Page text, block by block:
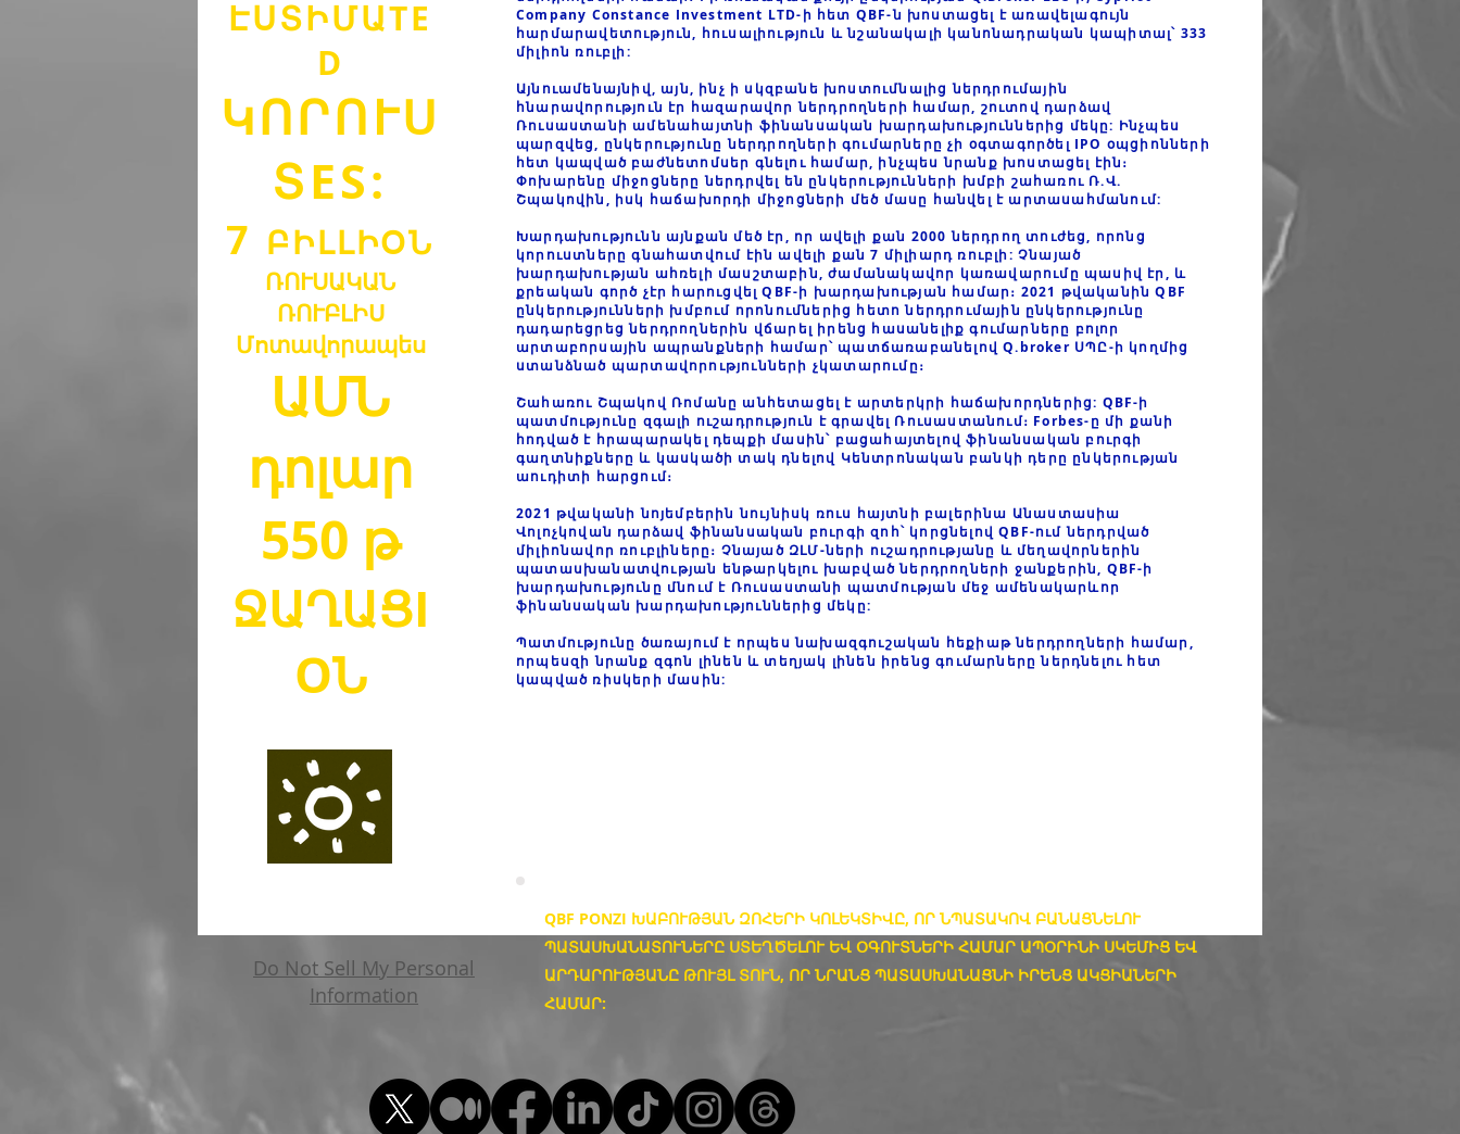
ԷՍՏԻՄԱTE
D
ԿՈՐՈՒՍ
ՏES:
7 ԲԻԼԼԻՕՆ
ՌՈՒՍԱԿԱՆ
ՌՈՒԲԼԻՍ
Մոտավորապես
ԱՄՆ
դոլար
550 թ
ՋԱՂԱՑI
OՆ
Company Constance Investment LTD-ի հետ QBF-ն խոստացել է առավելագույն
հարմարավետություն, հուսալիություն և նշանակալի կանոնադրական կապիտալ՝ 333
միլիոն ռուբլի:
Այնուամենայնիվ, այն, ինչ ի սկզբանե խոստումնալից ներդրումային
հնարավորություն էր հազարավոր ներդրողների համար, շուտով դարձավ
Ռուսաստանի ամենահայտնի ֆինանսական խարդախություններից մեկը: Ինչպես
պարզվեց, ընկերությունը ներդրողների գումարները չի օգտագործել IPO օպցիոնների
հետ կապված բաժնետոմսեր գնելու համար, ինչպես նրանք խոստացել էին։
Փոխարենը միջոցները ներդրվել են ընկերությունների խմբի շահառու Ռ.Վ.
Շպակովին, իսկ հաճախորդի միջոցների մեծ մասը հանվել է արտասահմանում:
Խարդախությունն այնքան մեծ էր, որ ավելի քան 2000 ներդրող տուժեց, որոնց
կորուստները գնահատվում էին ավելի քան 7 միլիարդ ռուբլի: Չնայած
խարդախության ահռելի մասշտաբին, ժամանակավոր կառավարումը պասիվ էր, և
քրեական գործ չէր հարուցվել QBF-ի խարդախության համար։ 2021 թվականին QBF
ընկերությունների խմբում որոնումներից հետո ներդրումային ընկերությունը
դադարեցրեց ներդրողներին վճարել իրենց հասանելիք գումարները բոլոր
արտաբորսային ապրանքների համար՝ պատճառաբանելով Q.broker ՍՊԸ-ի կողմից
ստանձնած պարտավորությունների չկատարումը։
Շահառու Շպակով Ռոմանը անհետացել է արտերկրի հաճախորդներից: QBF-ի
պատմությունը զգալի ուշադրություն է գրավել Ռուսաստանում։ Forbes-ը մի քանի
հոդված է հրապարակել դեպքի մասին՝ բացահայտելով ֆինանսական բուրգի
գաղտնիքները և կասկածի տակ դնելով Կենտրոնական բանկի դերը ընկերության
աուդիտի հարցում։
2021 թվականի նոյեմբերին նույնիսկ ռուս հայտնի բալերինա Անաստասիա
Վոլոչկովան դարձավ ֆինանսական բուրգի զոհ՝ կորցնելով QBF-ում ներդրված
միլիոնավոր ռուբլիները։ Չնայած ԶԼՄ-ների ուշադրությանը և մեղավորներին
պատասխանատվության ենթարկելու խաբված ներդրողների ջանքերին, QBF-ի
խարդախությունը մնում է Ռուսաստանի պատմության մեջ ամենակարևոր
ֆինանսական խարդախություններից մեկը:
Պատմությունը ծառայում է որպես նախազգուշական հեքիաթ ներդրողների համար,
որպեսզի նրանք զգոն լինեն և տեղյակ լինեն իրենց գումարները ներդնելու հետ
կապված ռիսկերի մասին:
QBF PONZI ԽԱԲՈՒԹՅԱՆ ԶՈՀԵՐԻ ԿՈԼԵԿՏԻՎԸ, ՈՐ ՆՊԱՏԱԿՈՎ ԲԱՆԱՑՆԵԼՈՒ
ՊԱՏԱՍԽԱՆԱՏՈՒՆԵՐԸ ՍՏԵՂԾԵԼՈՒ ԵՎ ՕԳՈՒՏՆԵՐԻ ՀԱՄԱՐ ԱՊՕՐԻՆԻ ՍԿԵՄԻՑ ԵՎ
ԱՐԴԱՐՈՒԹՅԱՆԸ ԹՈՒՅԼ ՏՈՒՆ, ՈՐ ՆՐԱՆՑ ՊԱՏԱՍԽԱՆԱՑՆԻ ԻՐԵՆՑ ԱԿՑԻԱՆԵՐԻ
ՀԱՄԱՐ:
Do Not Sell My Personal
Information